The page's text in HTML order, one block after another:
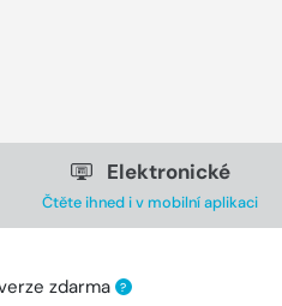
Elektronické
Čtěte ihned i v mobilní aplikaci
zdarma ?